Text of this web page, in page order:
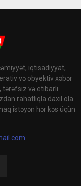
iqtisadiyyat,
və obyektiv xəbər
tərəfsiz və etibarlı
rahatlıqla daxil ola
istəyən hər kəs üçün